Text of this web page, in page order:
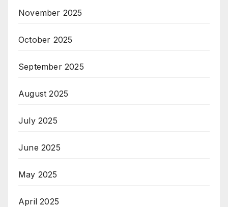
November 2025
October 2025
September 2025
August 2025
July 2025
June 2025
May 2025
April 2025